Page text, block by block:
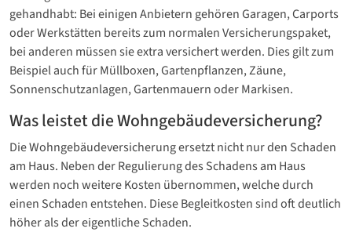
gehandhabt: Bei einigen Anbietern gehören Garagen, Carports
oder Werkstätten bereits zum normalen Versicherungspaket,
bei anderen müssen sie extra versichert werden. Dies gilt zum
Beispiel auch für Müllboxen, Gartenpflanzen, Zäune,
Sonnenschutzanlagen, Gartenmauern oder Markisen.
Was leistet die Wohngebäudeversicherung?
Die Wohngebäudeversicherung ersetzt nicht nur den Schaden
am Haus. Neben der Regulierung des Schadens am Haus
werden noch weitere Kosten übernommen, welche durch
einen Schaden entstehen. Diese Begleitkosten sind oft deutlich
höher als der eigentliche Schaden.